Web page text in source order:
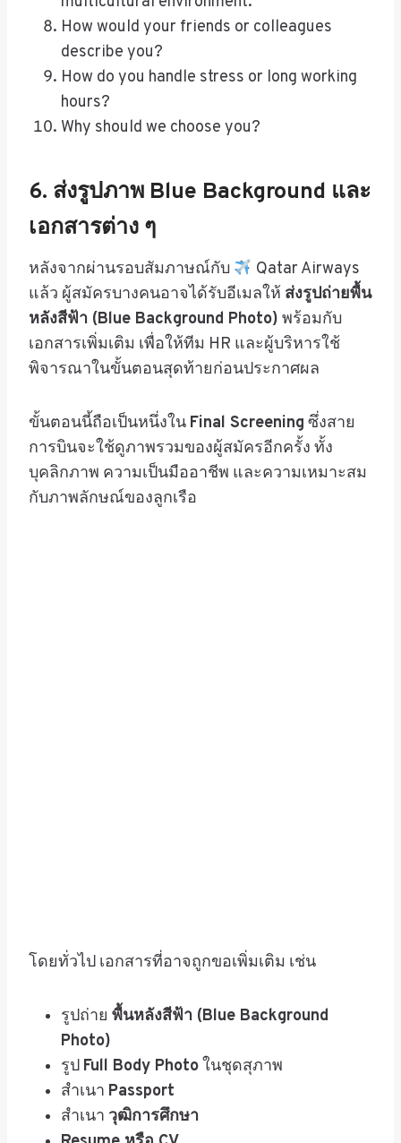
How would your friends or colleagues
describe you?
How do you handle stress or long working
hours?
Why should we choose you?
6. ส่งรูปภาพ Blue Background และ
เอกสารต่าง ๆ
หลังจากผ่านรอบสัมภาษณ์กับ
Qatar Airways
แล้ว ผู้สมัครบางคนอาจได้รับอีเมลให้ ส่งรูปถ่ายพื้น
หลังสีฟ้า (Blue Background Photo) พร้อมกับ
เอกสารเพิ่มเติม เพื่อให้ทีม HR และผู้บริหารใช้
พิจารณาในขั้นตอนสุดท้ายก่อนประกาศผล
ขั้นตอนนี้ถือเป็นหนึ่งใน Final Screening ซึ่งสาย
การบินจะใช้ดูภาพรวมของผู้สมัครอีกครั้ง ทั้ง
บุคลิกภาพ ความเป็นมืออาชีพ และความเหมาะสม
กับภาพลักษณ์ของลูกเรือ
โดยทั่วไป เอกสารที่อาจถูกขอเพิ่มเติม เช่น
รูปถ่าย พื้นหลังสีฟ้า (Blue Background
Photo)
รูป Full Body Photoในชุดสุภาพ
สำเนา Passport
สำเนา วุฒิการศึกษา